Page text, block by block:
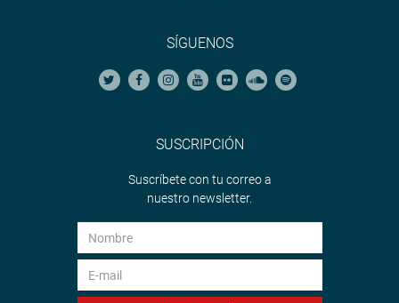
SÍGUENOS
SUSCRIPCIÓN
Suscríbete con tu correo a
nuestro newsletter.